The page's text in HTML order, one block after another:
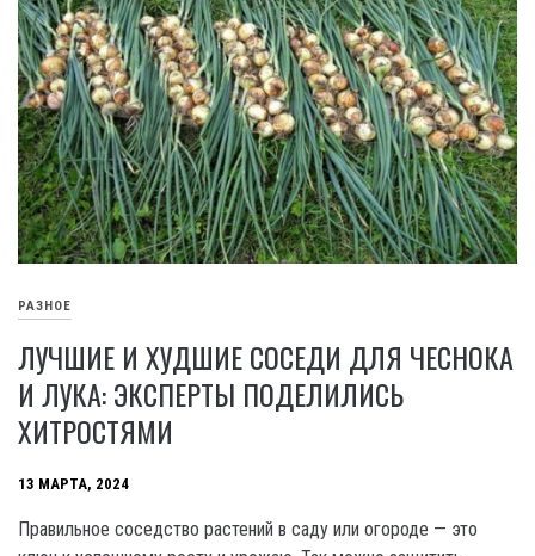
РАЗНОЕ
ЛУЧШИЕ И ХУДШИЕ СОСЕДИ ДЛЯ ЧЕСНОКА
И ЛУКА: ЭКСПЕРТЫ ПОДЕЛИЛИСЬ
ХИТРОСТЯМИ
13 МАРТА, 2024
Правильное соседство растений в саду или огороде — это